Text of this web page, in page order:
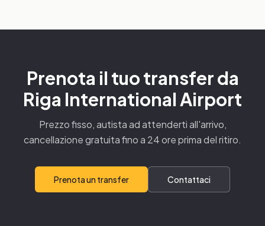
Prenota il tuo transfer da
Riga International Airport
Prezzo fisso, autista ad attenderti all'arrivo,
cancellazione gratuita fino a 24 ore prima del ritiro.
Prenota un transfer Contattaci